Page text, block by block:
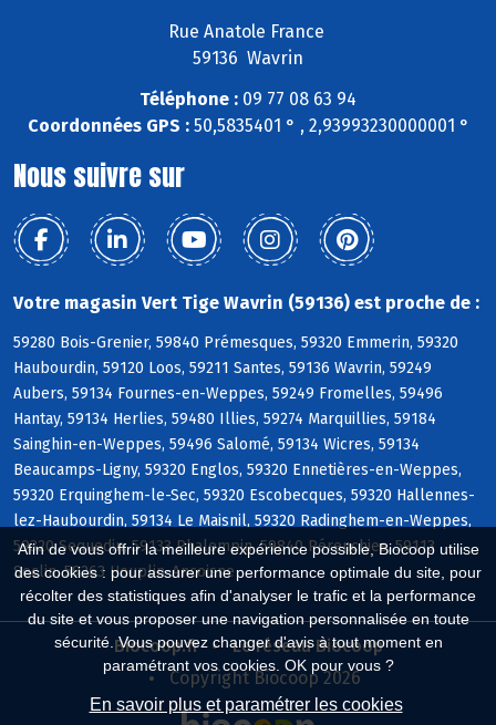
Afin de vous offrir la meilleure expérience possible, Biocoop utilise
des cookies : pour assurer une performance optimale du site, pour
récolter des statistiques afin d'analyser le trafic et la performance
du site et vous proposer une navigation personnalisée en toute
sécurité. Vous pouvez changer d'avis à tout moment en
paramétrant vos cookies. OK pour vous ?
En savoir plus et paramétrer les cookies
Rue Anatole France
59136 Wavrin
Téléphone : 09 77 08 63 94
Coordonnées GPS :50,5835401 ° , 2,93993230000001 °
Nous suivre sur
Votre magasin Vert Tige Wavrin (59136) est proche de :
59280 Bois-Grenier, 59840 Prémesques, 59320 Emmerin, 59320
Haubourdin, 59120 Loos, 59211 Santes, 59136 Wavrin, 59249
Aubers, 59134 Fournes-en-Weppes, 59249 Fromelles, 59496
Hantay, 59134 Herlies, 59480 Illies, 59274 Marquillies, 59184
Sainghin-en-Weppes, 59496 Salomé, 59134 Wicres, 59134
Beaucamps-Ligny, 59320 Englos, 59320 Ennetières-en-Weppes,
59320 Erquinghem-le-Sec, 59320 Escobecques, 59320 Hallennes-
lez-Haubourdin, 59134 Le Maisnil, 59320 Radinghem-en-Weppes,
59320 Sequedin, 59133 Phalempin, 59840 Pérenchies, 59113
Seclin, 59263 Houplin-Ancoisne
Biocoop.fr
Le réseau Biocoop
Copyright Biocoop 2026